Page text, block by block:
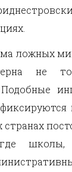
ложных
не
Подобные
где школы,